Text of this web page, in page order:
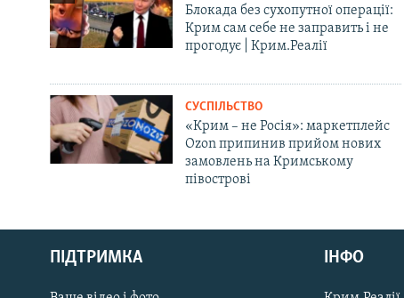
Русский
Qırımtatar
Блокада без сухопутної операції:
Крим сам себе не заправить і не
прогодує | Крим.Реалії
СУСПІЛЬСТВО
«Крим – не Росія»: маркетплейс
Ozon припинив прийом нових
замовлень на Кримському
півострові
ПІДТРИМКА ІНФО